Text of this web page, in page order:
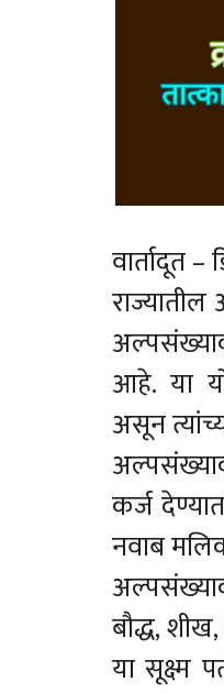
वार्तादूत
आहे. या
असून
कर्ज
नवाब
बौद्ध,
या सूक्ष्म